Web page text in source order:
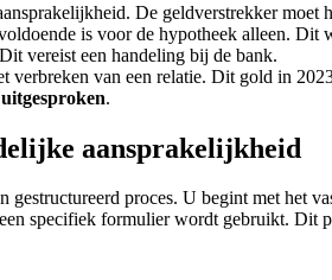
De geldverstrekker moet
is voor de hypotheek alleen. Dit
vereist een handeling bij de bank.
van een relatie. Dit gold in
.
aansprakelijkheid
proces. U begint met het
specifiek formulier wordt gebruikt. Dit